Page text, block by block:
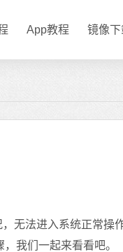
App教程 镜像下
无法进入系统正常操
我们一起来看看吧。